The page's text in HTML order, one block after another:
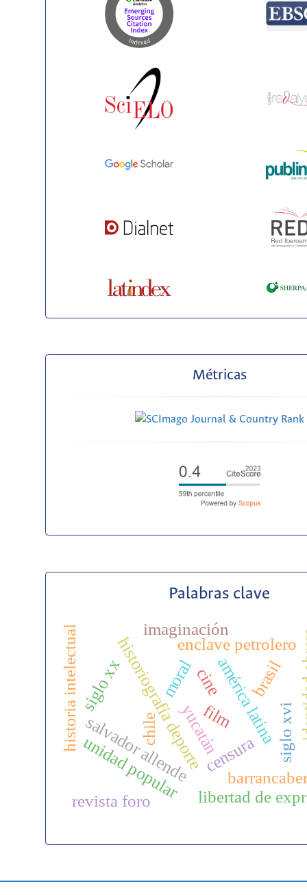
Métricas
Palabras clave
historiografía deporteamérica latina
censura
cine
film
chile
salvador allende
unidad popular libertad de
enclave petrolero
imaginación
moral
siglo xvi
siglo xx
yucatán
brasil
historia intelectual
revista foro